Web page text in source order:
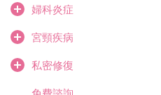
婦科炎症
宮頸疾病
私密修復